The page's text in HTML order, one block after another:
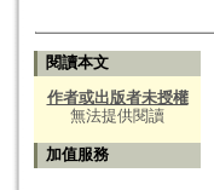
閱讀本文
作者或出版者未授權
無法提供閱讀
加值服務